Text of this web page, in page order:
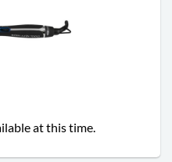
at this time.